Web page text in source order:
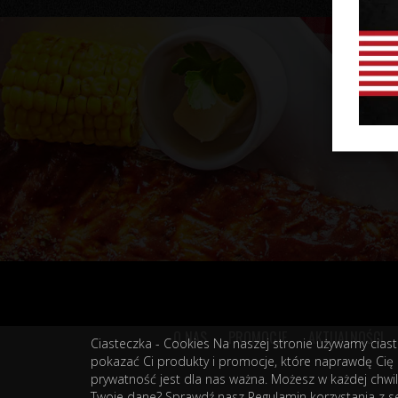
Ciasteczka - Cookies Na naszej stronie używamy
pokazać Ci produkty i promocje, które naprawdę Cię
prywatność jest dla nas ważna. Możesz w każdej
O NAS PROMOCJE AKTUALNOŚCI